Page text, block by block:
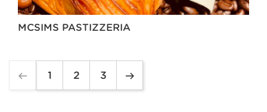
MCSIMS PASTIZZERIA
1 2 3